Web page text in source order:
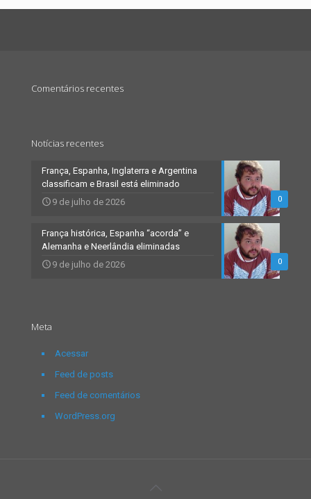
Comentários recentes
Notícias recentes
0
França, Espanha, Inglaterra e Argentina
classificam e Brasil está eliminado
9 de julho de 2026
0
França histórica, Espanha “acorda” e
Alemanha e Neerlândia eliminadas
9 de julho de 2026
Meta
Acessar
Feed de posts
Feed de comentários
WordPress.org